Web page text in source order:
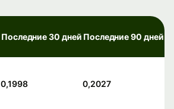
Последние 30 дней Последние 90 дней
0,1998 0,2027